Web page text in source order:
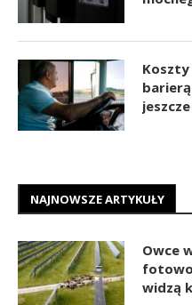
Koszty
NAJNOWSZE ARTYKUŁY
Owce
widzą